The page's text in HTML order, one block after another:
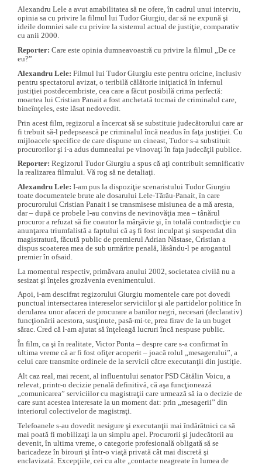
Alexandru Lele a avut amabilitatea să ne ofere, în cadrul unui interviu,
opinia sa cu privire la filmul lui Tudor Giurgiu, dar să ne expună şi
ideile domniei sale cu privire la sistemul actual de justiţie, comparativ
cu anii 2000.
Reporter: Care este opinia dumneavoastră cu privire la filmul „De ce
eu?”
Alexandru Lele: Filmul lui Tudor Giurgiu este pentru oricine, inclusiv
pentru spectatorul avizat, o teribilă călătorie iniţiatică în infernul
justiţiei postdecembriste, cea care a făcut posibilă crima perfectă:
moartea lui Cristian Panait a fost anchetată tocmai de criminalul care,
bineînţeles, este lăsat nedovedit.
Prin acest film, regizorul a încercat să se substituie judecătorului care ar
fi trebuit să-l pedepsească pe criminalul încă neadus în faţa justiţiei. Cu
mijloacele specifice de care dispune un cineast, Tudor s-a substituit
procurorilor şi i-a adus dumnealui pe vinovaţi în faţa judecăţii publice.
Reporter: Regizorul Tudor Giurgiu a spus că aţi contribuit semnificativ
la realizarea filmului. Vă rog să ne detaliaţi.
Alexandru Lele: I-am pus la dispoziţie scenaristului Tudor Giurgiu
toate documentele brute ale dosarului Lele-Tărău-Panait, în care
procurorului Cristian Panait i se transmisese misiunea de a mă aresta,
dar – după ce probele l-au convins de nevinovăţia mea – tânărul
procuror a refuzat să fie coautor la mârşăvie şi, în totală contradicţie cu
anunţarea triumfalistă a faptului că aş fi fost inculpat şi suspendat din
magistratură, făcută public de premierul Adrian Năstase, Cristian a
dispus scoaterea mea de sub urmărire penală, lăsându-l pe arogantul
premier în ofsaid.
La momentul respectiv, primăvara anului 2002, societatea civilă nu a
sesizat şi înţeles grozăvenia evenimentului.
Apoi, i-am descifrat regizorului Giurgiu momentele care pot dovedi
punctual intersectarea intereselor serviciilor şi ale partidelor politice în
derularea unor afaceri de procurare a banilor negri, necesari (declarativ)
funcţionării acestora, susţinute, pasă-mi-te, prea firav de la un buget
sărac. Cred că l-am ajutat să înţeleagă lucruri încă nespuse public.
În film, ca şi în realitate, Victor Ponta – despre care s-a confirmat în
ultima vreme că ar fi fost ofiţer acoperit – joacă rolul „mesagerului”, a
celui care transmite ordinele de la servicii către executanţii din justiţie.
Alt caz real, mai recent, al influentului senator PSD Cătălin Voicu, a
relevat, printr-o decizie penală definitivă, că aşa funcţionează
„comunicarea” serviciilor cu magistraţii care urmează să ia o decizie de
care sunt acestea interesate la un moment dat: prin „mesagerii” din
interiorul colectivelor de magistraţi.
Telefoanele s-au dovedit nesigure şi executanţii mai îndărătnici ca să
mai poată fi mobilizaţi la un simplu apel. Procurorii şi judecătorii au
devenit, în ultima vreme, o categorie profesională obligată să se
baricadeze în birouri şi într-o viaţă privată cât mai discretă şi
enclavizată. Excepţiile, cei cu alte „contacte neagreate în lumea de